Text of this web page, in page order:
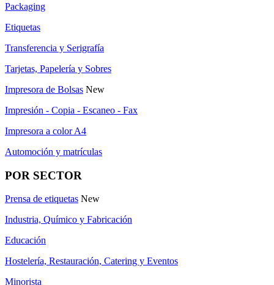
Packaging
Etiquetas
Transferencia y Serigrafía
Tarjetas, Papelería y Sobres
Impresora de Bolsas New
Impresión - Copia - Escaneo - Fax
Impresora a color A4
Automoción y matrículas
POR SECTOR
Prensa de etiquetas New
Industria, Químico y Fabricación
Educación
Hostelería, Restauración, Catering y Eventos
Minorista